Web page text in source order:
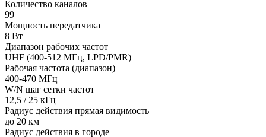
Количество каналов
99
Мощность передатчика
8 Вт
Диапазон рабочих частот
UHF (400-512 МГц, LPD/PMR)
Рабочая частота (диапазон)
400-470 МГц
W/N шаг сетки частот
12,5 / 25 кГц
Радиус действия прямая видимость
до 20 км
Радиус действия в городе